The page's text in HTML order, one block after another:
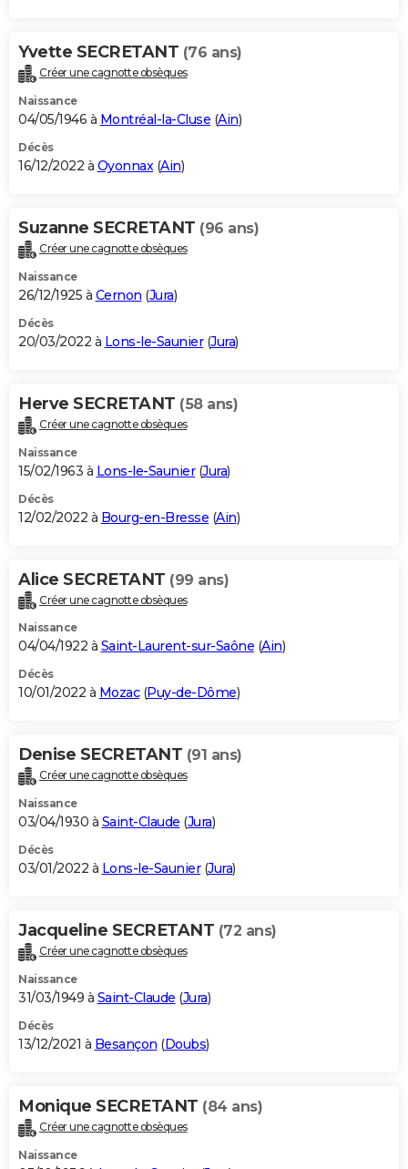
Yvette SECRETANT (76 ans)
Créer une cagnotte obsèques
Naissance
04/05/1946 à Montréal-la-Cluse (Ain)
Décès
16/12/2022 à Oyonnax(Ain)
Suzanne SECRETANT (96 ans)
Créer une cagnotte obsèques
Naissance
26/12/1925 à Cernon (Jura)
Décès
20/03/2022 à Lons-le-Saunier(Jura)
Herve SECRETANT (58 ans)
Créer une cagnotte obsèques
Naissance
15/02/1963 à Lons-le-Saunier(Jura)
Décès
12/02/2022 à Bourg-en-Bresse (Ain)
Alice SECRETANT (99 ans)
Créer une cagnotte obsèques
Naissance
04/04/1922 à Saint-Laurent-sur-Saône (Ain)
Décès
10/01/2022 à Mozac(Puy-de-Dôme)
Denise SECRETANT (91 ans)
Créer une cagnotte obsèques
Naissance
03/04/1930 à Saint-Claude (Jura)
Décès
03/01/2022 à Lons-le-Saunier(Jura)
Jacqueline SECRETANT (72 ans)
Créer une cagnotte obsèques
Naissance
31/03/1949 à Saint-Claude (Jura)
Décès
13/12/2021 à Besançon (Doubs)
Monique SECRETANT (84 ans)
Créer une cagnotte obsèques
Naissance